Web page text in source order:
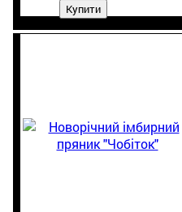
Купити